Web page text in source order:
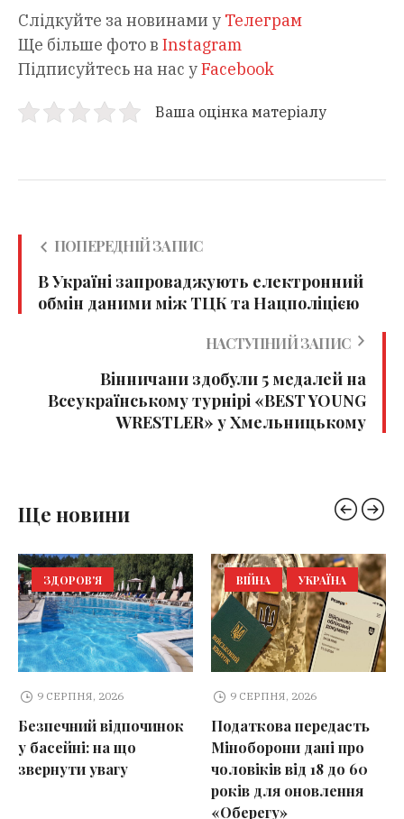
Слідкуйте за новинами у Телеграм
Ще більше фото в Instagram
Підписуйтесь на нас уFacebook
Ваша оцінка матеріалу
ПОПЕРЕДНІЙ ЗАПИС
В Україні запроваджують електронний
обмін даними між ТЦК та Нацполіцією
НАСТУПНИЙ ЗАПИС
Вінничани здобули 5 медалей на
Всеукраїнському турнірі «BEST YOUNG
WRESTLER» у Хмельницькому
Ще новини
ЗДОРОВ'Я
9 СЕРПНЯ, 2026
Безпечний відпочинок
у басейні: на що
звернути увагу
ВІЙНА УКРАЇНА
9 СЕРПНЯ, 2026
Податкова передасть
Міноборони дані про
чоловіків від 18 до 60
років для оновлення
«Оберегу»